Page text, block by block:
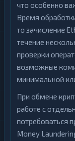
что особенно
Время
то зачисление
течение
проверки
возможные
минимальной
При обмене
работе с
потребоваться
Money